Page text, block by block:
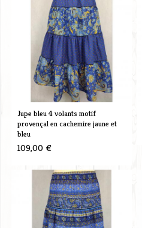
Jupe bleu 4 volants motif
provençal en cachemire jaune et
bleu
109,00 €